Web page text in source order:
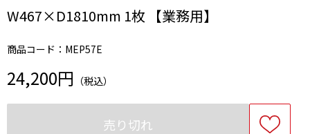
W467×D1810mm 1枚 【業務用】
商品コード：MEP57E
24,200円 （税込）
売り切れ